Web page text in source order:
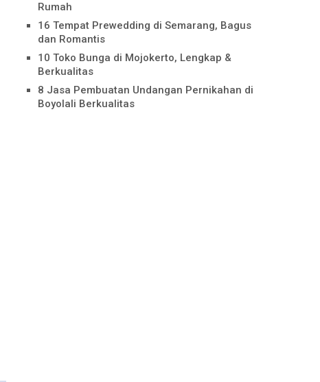
Rumah
16 Tempat Prewedding di Semarang, Bagus
dan Romantis
10 Toko Bunga di Mojokerto, Lengkap &
Berkualitas
8 Jasa Pembuatan Undangan Pernikahan di
Boyolali Berkualitas